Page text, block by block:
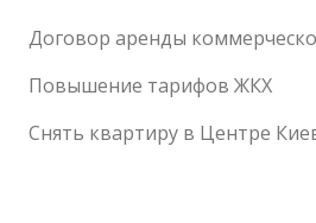
Договор аренды
Повышение тарифов ЖКХ
Снять квартиру в Центре